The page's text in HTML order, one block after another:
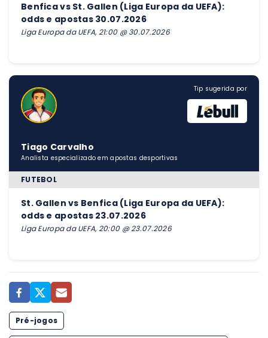
Benfica vs St. Gallen (Liga Europa da UEFA):
odds e apostas 30.07.2026
Liga Europa da UEFA, 21:00 @ 30.07.2026
Tip sugerida por
Tiago Carvalho
Analista especializado em apostas desportivas
FUTEBOL
St. Gallen vs Benfica (Liga Europa da UEFA):
odds e apostas 23.07.2026
Liga Europa da UEFA, 20:00 @ 23.07.2026
Pré-jogos